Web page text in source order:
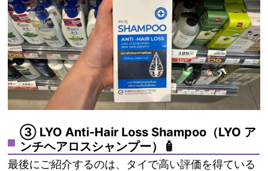
③ LYO Anti-Hair Loss Shampoo（LYO ア
ンチヘアロスシャンプー）🧴
最後にご紹介するのは、タイで高い評価を得ている